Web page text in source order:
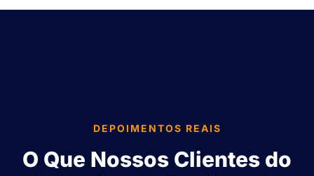
DEPOIMENTOS REAIS
O Que Nossos Clientes do